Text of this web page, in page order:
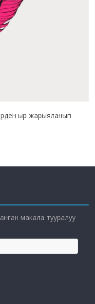
ыр жарыяланып
макала тууралуу